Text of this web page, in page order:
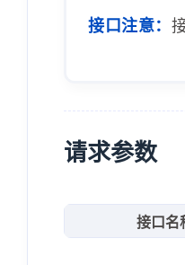
接口注意：
请求参数
接口名